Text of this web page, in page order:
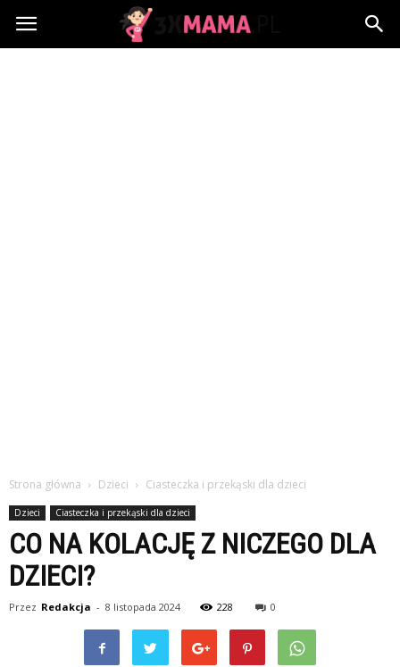
3xMama.pl
Strona główna Dzieci Ciasteczka i przekąski dla dzieci
Dzieci Ciasteczka i przekąski dla dzieci
CO NA KOLACJĘ Z NICZEGO DLA
DZIECI?
Przez Redakcja - 8 listopada 2024 228 0